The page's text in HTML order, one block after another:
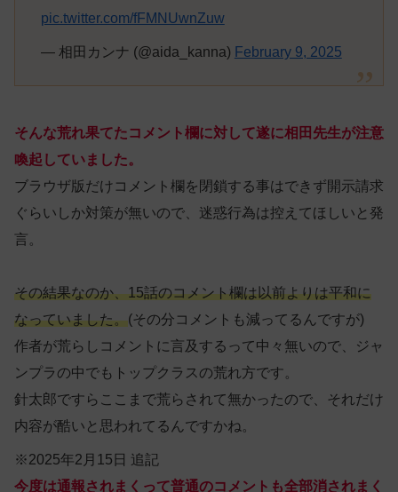
pic.twitter.com/fFMNUwnZuw
— 相田カンナ (@aida_kanna) February 9, 2025
そんな荒れ果てたコメント欄に対して遂に相田先生が注意
喚起していました。
ブラウザ版だけコメント欄を閉鎖する事はできず開示請求
ぐらいしか対策が無いので、迷惑行為は控えてほしいと発
言。
その結果なのか、15話のコメント欄は以前よりは平和に
なっていました。(その分コメントも減ってるんですが)
作者が荒らしコメントに言及するって中々無いので、ジャ
ンプラの中でもトップクラスの荒れ方です。
針太郎ですらここまで荒らされて無かったので、それだけ
内容が酷いと思われてるんですかね。
※2025年2月15日 追記
今度は通報されまくって普通のコメントも全部消されまく